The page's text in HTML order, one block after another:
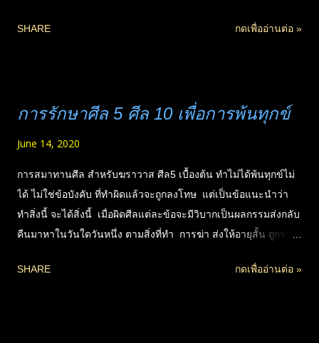
ราชสังวรญาณ (หลวงพ่อพุธ ฐานิโย) พระกรรมฐานผู้แตกฉานใน
แนวปฏิบัติของหลวงปู่เสาร์-หลวงปู่มั่น พระอาจารย์ใหญ่ฝ่าย
สร้างพลังแห่งจิตด้วยสัมมาสมาธิ ที่จะเป็นฐานมั่นคงต่อความเจริญ
ทางโลกและความรู้แจ้งในธรรมได้จริงต่อไป ศานาพุทธสำคัญที่สุด
คือการปฏิบัติ ไม่ใช่แค่ท่องพุทธวจนได้แม่นยำ หรือจดจำพระ
ไตรปิฎกได้ทุกตัวอักษร แต่ศึกษาคัมภีร์จนรู้หลักเพื่อเป็นแผนที่ใน
เบื้องต้นแล้ว ก็ต้องปฏิบัติให้ถึงระดับหนึ่งก่อนด้วย ที่ไม่ใช่แค่ทำจิต
SHARE กดเพื่ออ่านต่อ »
การรักษาศีล 5 ศีล 10 เพื่อการพ้นทุกข์
June 14, 2020
การสมาทานศีล สำหรับฆราวาส ศีล5 เบื้องต้น ทำไม่ได้พ้นทุกข์ไม่
ได้ ไม่ใช่ข้อบังคับ ที่ทำผิดแล้วจะถูกลงโทษ แต่เป็นข้อแนะนำว่า
ทำสิ่งนี้ จะได้สิ่งนี้ เมื่อผิดศีลแต่ละข้อจะมีวิบากเป็นผลกรรมส่งกลับ
คืนมาหาในวันใดวันหนึ่ง ตามสิ่งที่ทำ การฆ่า ส่งให้อายุสั้น ถูกฆ่า
การละเมิดศีลทุกข้อ เพราะทำลายสติ (ซึ่งสำคัญมากสำหรับการ
SHARE กดเพื่ออ่านต่อ »